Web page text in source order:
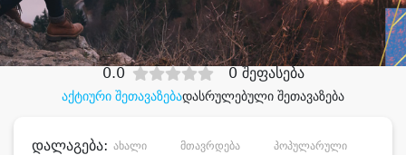
დიდი დანაზოგით
აქტიური შეთავაზებადასრულებული შეთავაზება
0.0 0 შეფასება
დალაგება: ახალი მთავრდება პოპულარული